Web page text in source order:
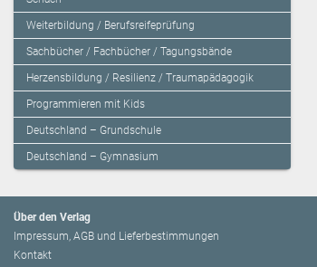
Weiterbildung / Berufsreifeprüfung
Sachbücher / Fachbücher / Tagungsbände
Herzensbildung / Resilienz / Traumapädagogik
Programmieren mit Kids
Deutschland – Grundschule
Deutschland – Gymnasium
Über den Verlag
Impressum, AGB und Lieferbestimmungen
Kontakt